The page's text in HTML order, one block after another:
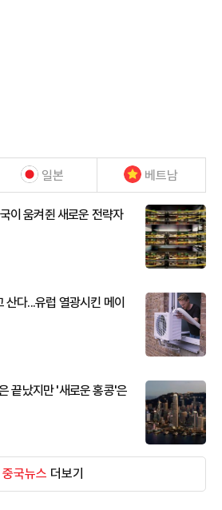
일본 베트남
이 움켜쥔 새로운 전략자
다...유럽 열광시킨 메이
끝났지만 '새로운 홍콩'은
중국뉴스 더보기